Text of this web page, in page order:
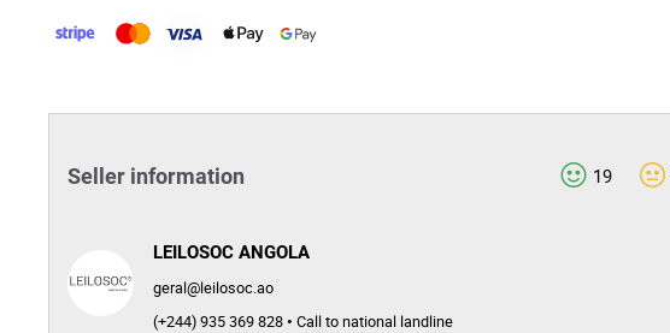
Seller information 19
LEILOSOC ANGOLA
geral@leilosoc.ao
(+244) 935 369 828 • Call to national landline